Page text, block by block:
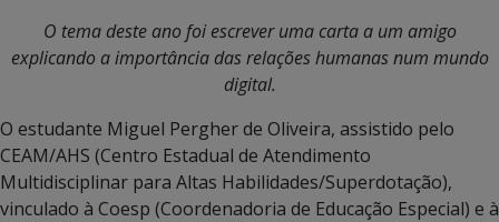
O tema deste ano foi escrever uma carta a um amigo
explicando a importância das relações humanas num mundo
digital.
O estudante Miguel Pergher de Oliveira, assistido pelo
CEAM/AHS (Centro Estadual de Atendimento
Multidisciplinar para Altas Habilidades/Superdotação),
vinculado à Coesp (Coordenadoria de Educação Especial) e à